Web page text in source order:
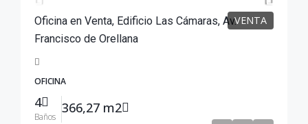
VENTA
Oficina en Venta, Edificio Las Cámaras, Av.
Francisco de Orellana
OFICINA
4
Baños
366,27 m2